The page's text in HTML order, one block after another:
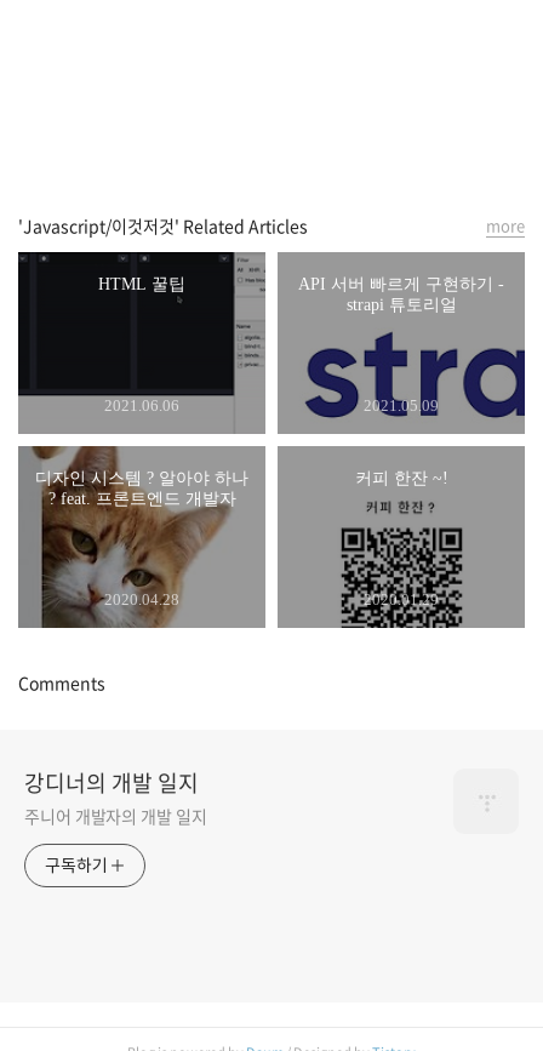
'Javascript/이것저것' Related Articles
HTML 꿀팁
2021.06.06
API 서버 빠르게 구현하기 -
strapi 튜토리얼
2021.05.09
디자인 시스템 ? 알아야 하나
? feat. 프론트엔드 개발자
2020.04.28
커피 한잔 ~!
2020.01.29
more
Comments
강디너의 개발 일지
주니어 개발자의 개발 일지
구독하기